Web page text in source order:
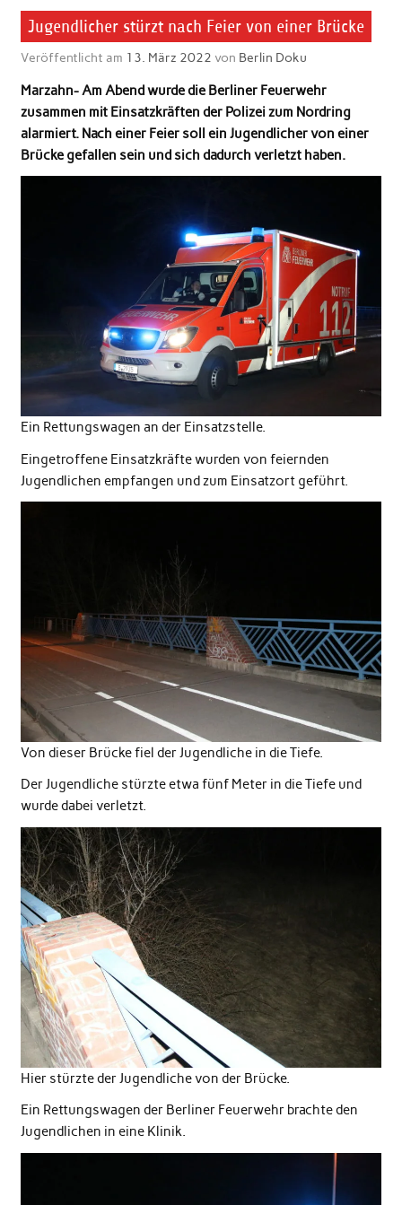
Jugendlicher stürzt nach Feier von einer Brücke
Veröffentlicht am 13. März 2022 von Berlin Doku
Marzahn- Am Abend wurde die Berliner Feuerwehr
zusammen mit Einsatzkräften der Polizei zum Nordring
alarmiert. Nach einer Feier soll ein Jugendlicher von einer
Brücke gefallen sein und sich dadurch verletzt haben.
Ein Rettungswagen an der Einsatzstelle.
Eingetroffene Einsatzkräfte wurden von feiernden
Jugendlichen empfangen und zum Einsatzort geführt.
Von dieser Brücke fiel der Jugendliche in die Tiefe.
Der Jugendliche stürzte etwa fünf Meter in die Tiefe und
wurde dabei verletzt.
Hier stürzte der Jugendliche von der Brücke.
Ein Rettungswagen der Berliner Feuerwehr brachte den
Jugendlichen in eine Klinik.